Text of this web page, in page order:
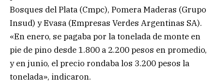
Bosques del Plata (Cmpc), Pomera Maderas (Grupo
Insud) y Evasa (Empresas Verdes Argentinas SA).
«En enero, se pagaba por la tonelada de monte en
pie de pino desde 1.800 a 2.200 pesos en promedio,
y en junio, el precio rondaba los 3.200 pesos la
tonelada», indicaron.